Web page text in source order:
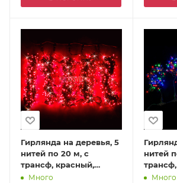
Гирлянда на деревья, 5
нитей по 20 м, с
трансф, красный,
мерцающий
Много
нитей
Много